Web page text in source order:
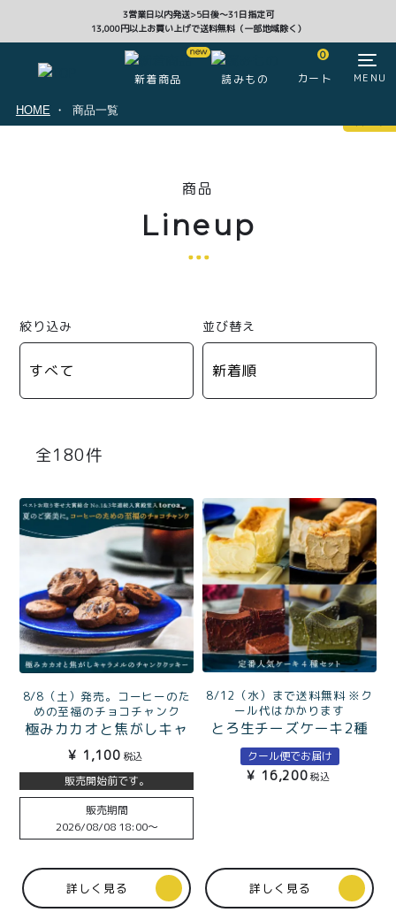
3営業日以内発送>5日後〜31日指定可
13,000円以上お買い上げで送料無料（一部地域除く）
新着商品 読みもの
0
カート MENU
商品一覧
セット
お中元
紅茶toroaTea
焼き菓子
メルマガ会員様限定
toroa夏のアウトレッ
トセール
ョコラ
とろ生シュー
クッキー缶
紅茶toroaTeaギフト
お誕生日セット
手さげ袋
季節限定
価格別
¥6,000〜
〜¥1,999
¥4,000〜¥5,999
HOME 商品一覧
商品
Lineup
絞り込み 並び替え
180
8/8（土）発売。コーヒーのた
めの至福のチョコチャンク
極みカカオと焦がしキャ
ラメルのチャンククッキ
ー
¥ 1,100 税込
販売開始前です。
販売期間
2026/08/08 18:00〜
詳しく見る
8/12（水）まで送料無料 ※ク
ール代はかかります
とろ生チーズケーキ2種
（チーズ・アールグレ
イ）＆とろ生ガトーショ
コラ2種（ガトー・抹茶ガ
クール便でお届け
¥ 16,200税込
詳しく見る